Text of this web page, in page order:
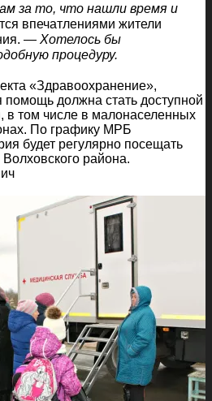
за то, что нашли время и
впечатлениями жители
— Хотелось бы
процедуру.
«Здравоохранение»,
должна стать доступной
в том числе в малонаселенных
По графику МРБ
будет регулярно посещать
района.